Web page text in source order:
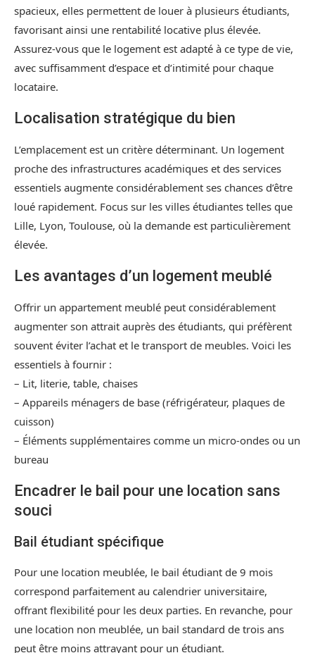
spacieux, elles permettent de louer à plusieurs étudiants,
favorisant ainsi une rentabilité locative plus élevée.
Assurez-vous que le logement est adapté à ce type de vie,
avec suffisamment d’espace et d’intimité pour chaque
locataire.
Localisation stratégique du bien
L’emplacement est un critère déterminant. Un logement
proche des infrastructures académiques et des services
essentiels augmente considérablement ses chances d’être
loué rapidement. Focus sur les villes étudiantes telles que
Lille, Lyon, Toulouse, où la demande est particulièrement
élevée.
Les avantages d’un logement meublé
Offrir un appartement meublé peut considérablement
augmenter son attrait auprès des étudiants, qui préfèrent
souvent éviter l’achat et le transport de meubles. Voici les
essentiels à fournir :
– Lit, literie, table, chaises
– Appareils ménagers de base (réfrigérateur, plaques de
cuisson)
– Éléments supplémentaires comme un micro-ondes ou un
bureau
Encadrer le bail pour une location sans
souci
Bail étudiant spécifique
Pour une location meublée, le bail étudiant de 9 mois
correspond parfaitement au calendrier universitaire,
offrant flexibilité pour les deux parties. En revanche, pour
une location non meublée, un bail standard de trois ans
peut être moins attrayant pour un étudiant.